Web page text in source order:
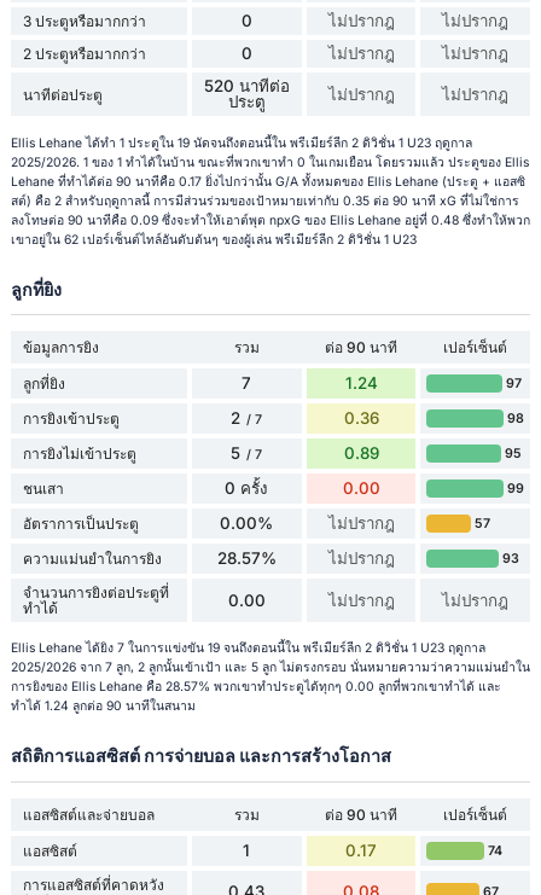
3 ประตูหรือมากกว่า 0 ไม่ปรากฎ ไม่ปรากฎ
2 ประตูหรือมากกว่า 0 ไม่ปรากฎ ไม่ปรากฎ
นาทีต่อประตู
520 นาทีต่อ
ประตู
ไม่ปรากฎ ไม่ปรากฎ
Ellis Lehane ได้ทำ 1 ประตูใน 19 นัดจนถึงตอนนี้ใน พรีเมียร์ลีก 2 ดิวิชั่น 1 U23 ฤดูกาล
2025/2026. 1 ของ 1 ทำได้ในบ้าน ขณะที่พวกเขาทำ 0 ในเกมเยือน โดยรวมแล้ว ประตูของ Ellis
Lehane ที่ทำได้ต่อ 90 นาทีคือ 0.17 ยิ่งไปกว่านั้น G/A ทั้งหมดของ Ellis Lehane (ประตู + แอสซิ
สต์) คือ 2 สำหรับฤดูกาลนี้ การมีส่วนร่วมของเป้าหมายเท่ากับ 0.35 ต่อ 90 นาที xG ที่ไม่ใช่การ
ลงโทษต่อ 90 นาทีคือ 0.09 ซึ่งจะทำให้เอาต์พุต npxG ของ Ellis Lehane อยู่ที่ 0.48 ซึ่งทำให้พวก
เขาอยู่ใน 62 เปอร์เซ็นต์ไทล์อันดับต้นๆ ของผู้เล่น พรีเมียร์ลีก 2 ดิวิชั่น 1 U23
ลูกที่ยิง
ข้อมูลการยิง รวม ต่อ 90 นาที
เปอร์เซ็นต์
ลูกที่ยิง
7 1.24 97
การยิงเข้าประตู 2 / 7 0.36 98
การยิงไม่เข้าประตู 5 / 7 0.89 95
ชนเสา 0 ครั้ง 0.00 99
อัตราการเป็นประตู 0.00% ไม่ปรากฎ 57
ความแม่นยำในการยิง 28.57% ไม่ปรากฎ 93
จำนวนการยิงต่อประตูที่
ทำได้
0.00 ไม่ปรากฎ ไม่ปรากฎ
Ellis Lehane ได้ยิง 7 ในการแข่งขัน 19 จนถึงตอนนี้ใน พรีเมียร์ลีก 2 ดิวิชั่น 1 U23 ฤดูกาล
2025/2026 จาก 7 ลูก, 2 ลูกนั้นเข้าเป้า และ 5 ลูก ไม่ตรงกรอบ นั่นหมายความว่าความแม่นยำใน
การยิงของ Ellis Lehane คือ 28.57% พวกเขาทำประตูได้ทุกๆ 0.00 ลูกที่พวกเขาทำได้ และ
ทำได้ 1.24 ลูกต่อ 90 นาทีในสนาม
สถิติการแอสซิสต์ การจ่ายบอล และการสร้างโอกาส
แอสซิสต์และจ่ายบอล รวม ต่อ 90 นาที
เปอร์เซ็นต์
แอสซิสต์
1 0.17 74
การแอสซิสต์ที่คาดหวัง